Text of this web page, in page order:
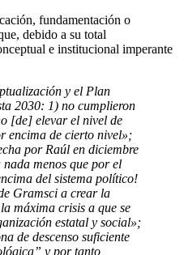
fundamentación o
debido a su total
e institucional imperante
y el Plan
2030: 1) no cumplieron
[de] elevar el nivel de
encima de cierto nivel»;
por Raúl en diciembre
menos que por el
del sistema político!
Gramsci a crear la
máxima crisis a que se
estatal y social»;
de descenso suficiente
y por tanto,